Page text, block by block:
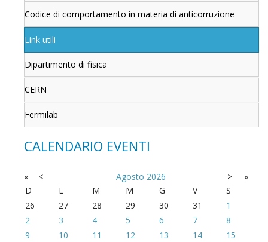
Codice di comportamento in materia di anticorruzione
Link utili
Dipartimento di fisica
CERN
Fermilab
CALENDARIO EVENTI
« < Agosto 2026 >
»
D
L M M G V
S
26
27 28 29 30 31
1
2
3 4 5 6 7
8
9
10 11 12 13 14
15